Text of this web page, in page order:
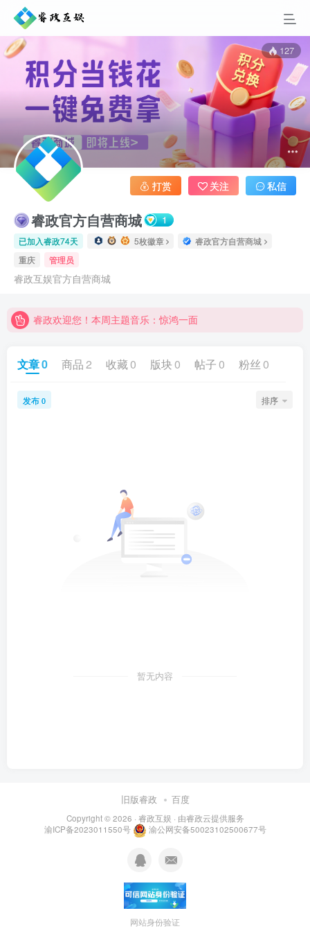
127
睿政官方自营商城
已加入睿政74天 5枚徽章
睿政官方自营商城
重庆
管理员
睿政互娱官方自营商城
打赏 关注 私信
睿政欢迎您！本周主题音乐：惊鸿一面
睿政欢迎您！本周主题音乐：惊鸿一面
文章0 商品2 收藏 0 版块 0 帖子 0 粉丝 0
发布 0 排序
暂无内容
旧版睿政 百度
Copyright © 2026 · 睿政互娱 · 由睿政云提供服务
渝ICP备2023011550号
渝公网安备50023102500677号
网站身份验证